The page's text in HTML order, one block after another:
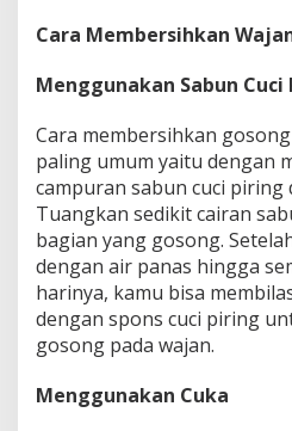
Cara Membersihkan
Menggunakan Sabun Cuci
Cara membersihkan
paling umum yaitu dengan
campuran sabun cuci piring
Tuangkan sedikit ‎cairan
bagian yang gosong.
‎dengan air panas hingga
harinya, kamu bisa
dengan spons cuci piring
gosong ‎pada wajan.‎
Menggunakan Cuka